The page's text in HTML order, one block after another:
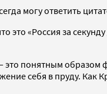
могу ответить
это «Россия за
это понятным
себя в пруду. Как